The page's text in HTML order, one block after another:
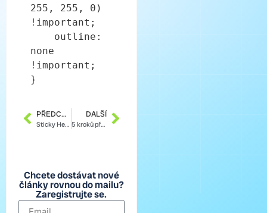
255, 255, 0)
!important;
none
!important;
}
PŘEDCHOZÍ
Sticky Header v Elementoru
DALŠÍ
5 kroků při přechodu z Miowebu na Elementor Pro
Chcete dostávat nové
články rovnou do mailu?
Zaregistrujte se.